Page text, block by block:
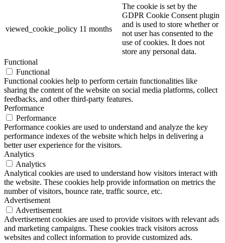
viewed_cookie_policy 11 months
The cookie is set by the
GDPR Cookie Consent plugin
and is used to store whether or
not user has consented to the
use of cookies. It does not
store any personal data.
Functional
Functional
Functional cookies help to perform certain functionalities like
sharing the content of the website on social media platforms, collect
feedbacks, and other third-party features.
Performance
Performance
Performance cookies are used to understand and analyze the key
performance indexes of the website which helps in delivering a
better user experience for the visitors.
Analytics
Analytics
Analytical cookies are used to understand how visitors interact with
the website. These cookies help provide information on metrics the
number of visitors, bounce rate, traffic source, etc.
Advertisement
Advertisement
Advertisement cookies are used to provide visitors with relevant ads
and marketing campaigns. These cookies track visitors across
websites and collect information to provide customized ads.